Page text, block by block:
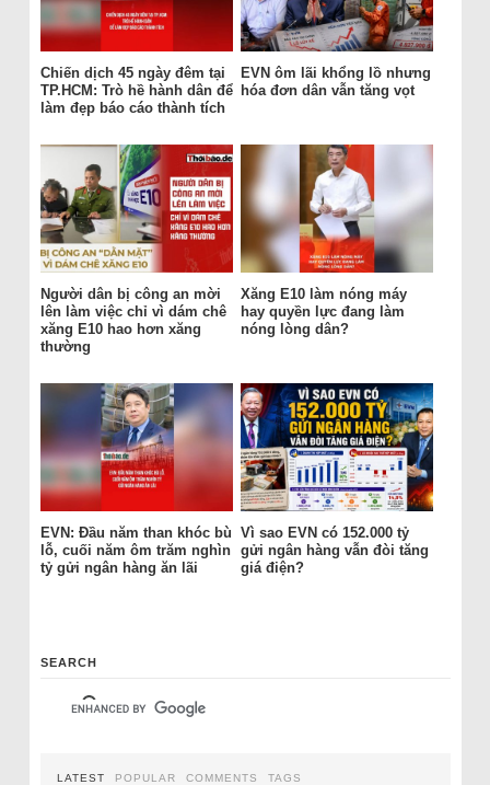
Chiến dịch 45 ngày đêm tại
TP.HCM: Trò hề hành dân để
làm đẹp báo cáo thành tích
EVN ôm lãi khổng lồ nhưng
hóa đơn dân vẫn tăng vọt
Người dân bị công an mời
lên làm việc chỉ vì dám chê
xăng E10 hao hơn xăng
thường
Xăng E10 làm nóng máy
hay quyền lực đang làm
nóng lòng dân?
EVN: Đầu năm than khóc bù
lỗ, cuối năm ôm trăm nghìn
tỷ gửi ngân hàng ăn lãi
Vì sao EVN có 152.000 tỷ
gửi ngân hàng vẫn đòi tăng
giá điện?
SEARCH
LATEST POPULAR COMMENTS TAGS